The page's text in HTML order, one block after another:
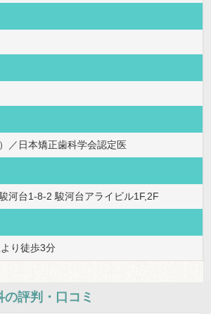
／日本矯正歯科学会認定医
河台1-8-2 駿河台アライビル1F,2F
り徒歩3分
の評判・口コミ